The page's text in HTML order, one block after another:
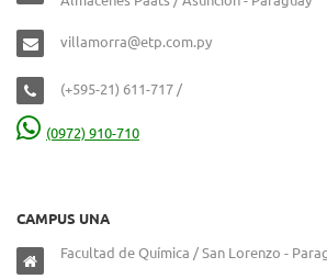
villamorra@etp.com.py
(+595-21) 611-717 /
(0972) 910-710
CAMPUS UNA
Facultad de Química / San Lorenzo -